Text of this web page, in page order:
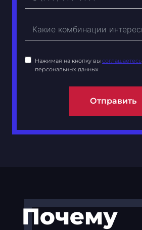
Нажимая на кнопку вы соглашаетесь
персональных данных
Отправить
Почему